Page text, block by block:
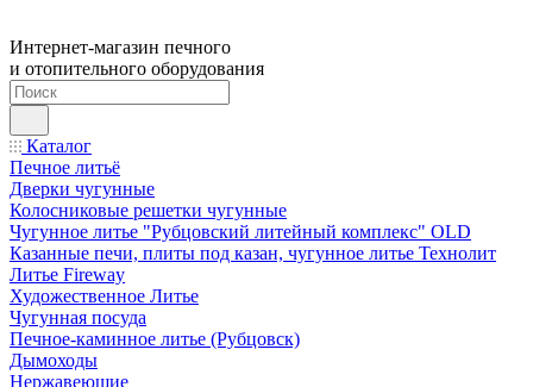
Интернет-магазин печного
и отопительного оборудования
Каталог
Печное литьё
Дверки чугунные
Колосниковые решетки чугунные
Чугунное литье "Рубцовский литейный комплекс" OLD
Казанные печи, плиты под казан, чугунное литье Технолит
Литье Fireway
Художественное Литье
Чугунная посуда
Печное-каминное литье (Рубцовск)
Дымоходы
Нержавеющие